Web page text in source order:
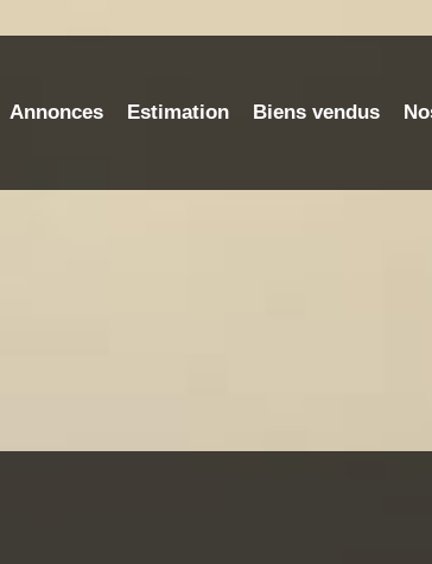
Annonces Estimation Biens vendus